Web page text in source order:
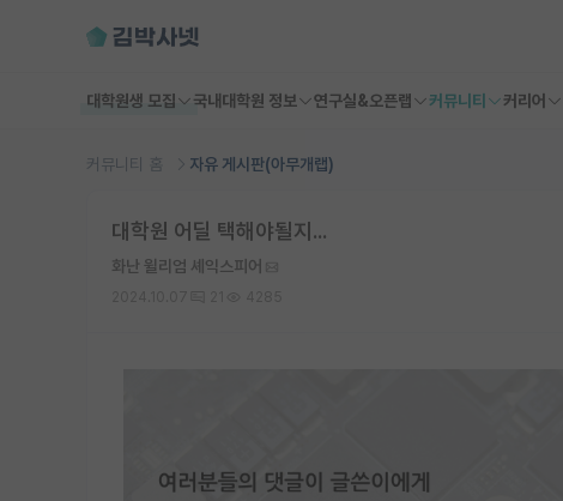
대학원생 모집 국내대학원 정보 연구실&오픈랩 커뮤니티 커리어
커뮤니티 홈 자유 게시판(아무개랩)
대학원 어딜 택해야될지...
화난 윌리엄 셰익스피어